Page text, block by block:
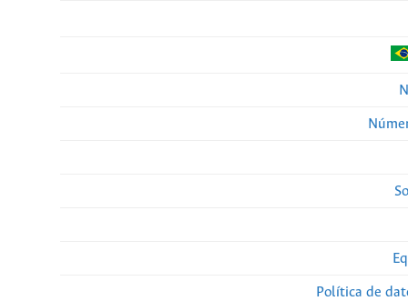
Política de